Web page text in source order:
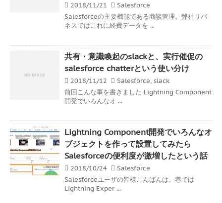
2018/11/21
Salesforce
Salesforceの主要機能である商談管理。弊社リバ
ネスではこれに経費データを ...
共有・意識喚起のslackと、実行催促の
salesforce chatterという使い分け
2018/11/12 Salesforce, slack
前回こんな事を書きました Lightning Component
開発でいろんなオ ...
Lightning Component開発でいろんなオ
ブジェクトを作って設置してみたら
Salesforceの便利度が激増したという話
2018/10/24
Salesforce
Salesforceユーザの皆様こんばんは。巷では
Lightning Exper ...